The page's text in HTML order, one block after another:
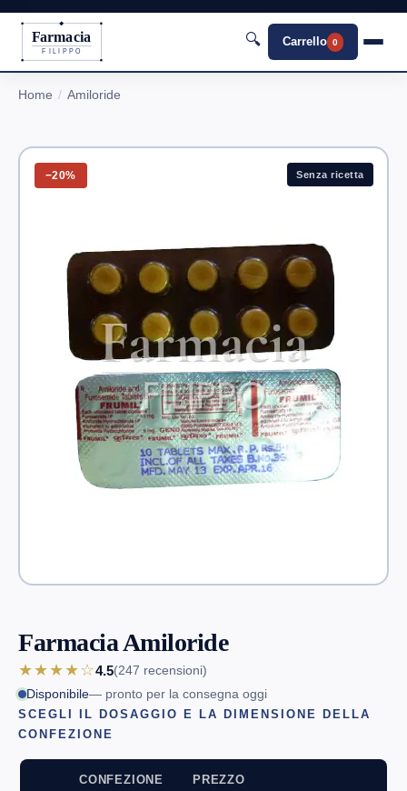
Farmacia
FILIPPO
🔍 Carrello 0
Home Amiloride
−20% Senza ricetta
Farmacia Amiloride
★★★★☆4.5(247 recensioni)
Disponibile— pronto per la consegna oggi
SCEGLI IL DOSAGGIO E LA DIMENSIONE DELLA
CONFEZIONE
CONFEZIONE PREZZO